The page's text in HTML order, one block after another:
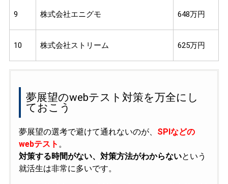
9 株式会社エニグモ 648万円
10 株式会社ストリーム 625万円
夢展望のwebテスト対策を万全にし
ておこう
夢展望の選考で避けて通れないのが、 SPIなどの
webテスト 。
対策する時間がない、対策方法がわからないという
就活生は非常に多いです。